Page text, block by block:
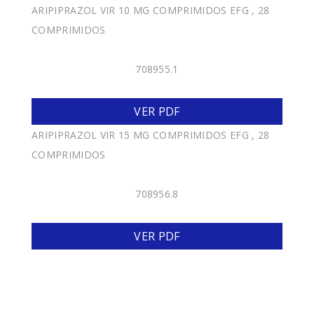
ARIPIPRAZOL VIR 10 MG COMPRIMIDOS EFG , 28
COMPRIMIDOS
708955.1
VER PDF
ARIPIPRAZOL VIR 15 MG COMPRIMIDOS EFG , 28
COMPRIMIDOS
708956.8
VER PDF